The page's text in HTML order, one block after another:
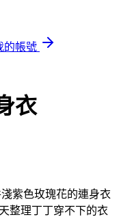
的帳號
衣
紫色玫瑰花的連身衣
整理丁丁穿不下的衣